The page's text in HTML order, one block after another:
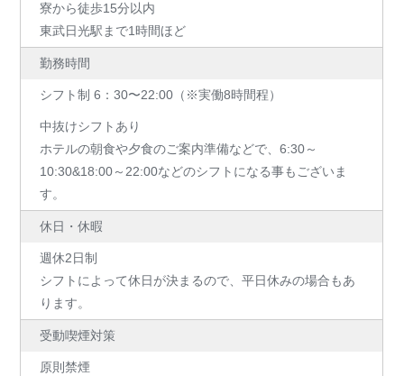
寮から徒歩15分以内
東武日光駅まで1時間ほど
勤務時間
シフト制 6：30〜22:00（※実働8時間程）
中抜けシフトあり
ホテルの朝食や夕食のご案内準備などで、6:30～
10:30&18:00～22:00などのシフトになる事もございま
す。
休日・休暇
週休2日制
シフトによって休日が決まるので、平日休みの場合もあ
ります。
受動喫煙対策
原則禁煙